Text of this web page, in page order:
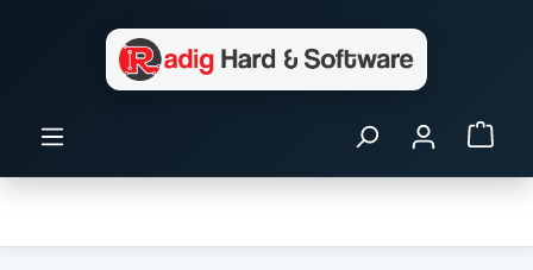
Zum Hauptinhalt springen